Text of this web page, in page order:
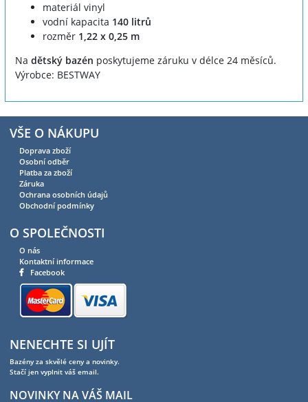
materiál vinyl
vodní kapacita 140 litrů
rozměr 1,22 x 0,25 m
Na dětský bazén poskytujeme záruku v délce 24 měsíců.
Výrobce: BESTWAY
VŠE O NÁKUPU
Doprava zboží
Osobní odběr
Platba za zboží
Záruka
Ochrana osobních údajů
Obchodní podmínky
O SPOLEČNOSTI
O nás
Kontaktní informace
Facebook
NENECHTE SI UJÍT
Bazény za skvělé ceny a novinky.
Stačí jen vyplnit váš email.
NOVINKY NA VÁŠ MAIL